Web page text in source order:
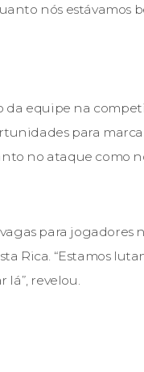
nós estávamos
da equipe na
para
no ataque como
para jogadores
Rica. “Estamos
lá”, revelou.